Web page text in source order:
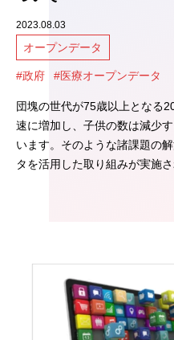
2023.08.03
オープンデータ
#政府 #医療オープンデータ
団塊の世代が75歳以上となる
速に増加し、子供の数は減少
います。そのような諸課題の
タを活用した取り組みが実施